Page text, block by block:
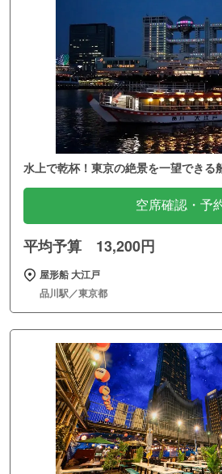
水上で乾杯！東京の絶景を一望できる
空席確認・予
平均予算 13,200円
屋形船 大江戸
品川駅／東京都